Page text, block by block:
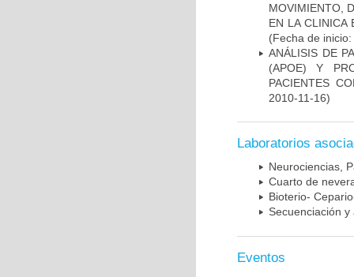
MOVIMIENTO,
EN LA CLINICA
(Fecha de
ANÁLISIS DE
(APOE) Y
PACIENTES
2010-11-16)
Laboratorios
Neurociencias,
Cuarto de
Bioterio-
Secuenciación
Eventos